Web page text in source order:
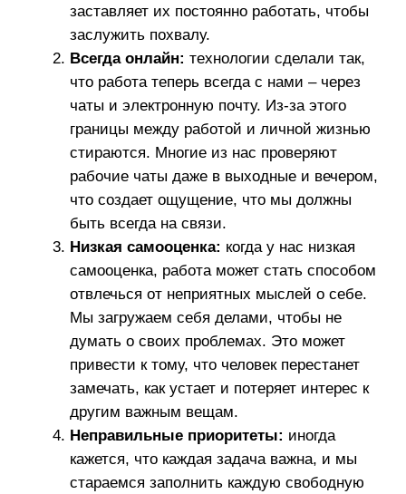
Установите границы:исследования
показывают, что сотрудники, которые четко
разделяют рабочее и личное время, на 25%
менее подвержены выгоранию. Например,
Билл Гейтс известен тем, что он всегда
выделяет время для «недели
размышлений», когда он отключается от
всех рабочих вопросов и уезжает в
уединенное место для чтения и
размышлений. Психолог Адам Грант
утверждает, что такие периоды
сознательной изоляции помогают
перезагрузить мозг и повысить
Практикуйте осознанность:по данным
исследования Гарвардского университета,
снизить уровень стресса на 30%. Опра
Уинфри, например, ежедневно выделяет
время для медитации и отмечает, что это
помогает ей сохранять ясность ума и
спокойствие, несмотря на насыщенный
график. Психолог Дэниел Гоулман
эмоциональную устойчивость и помогает
справляться с давлением.
Планируйте отдых:исследования
регулярно берут отпуск, возвращаются с